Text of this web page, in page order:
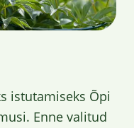
istutamiseks Õpi
Enne valitud